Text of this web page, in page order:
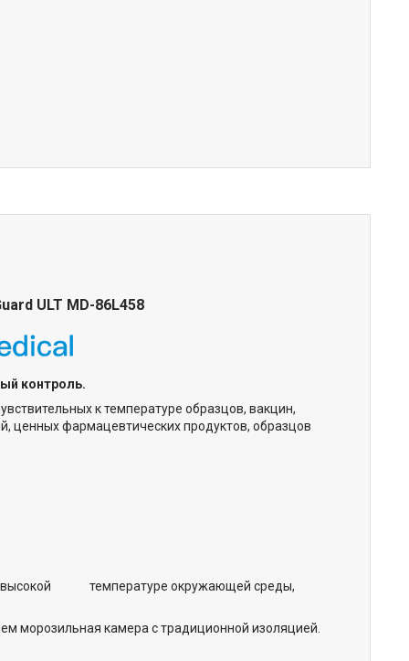
ULT MD-86L458
контроль.
к температуре образцов, вакцин,
ценных фармацевтических продуктов, образцов
о высокой температуре окружающей среды,
морозильная камера с традиционной изоляцией.